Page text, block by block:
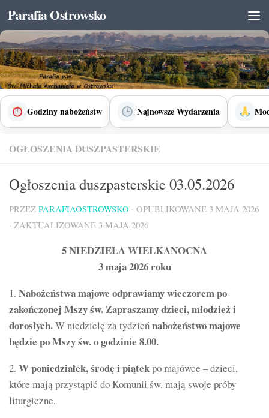
Skip to content
Parafia Ostrowsko
Godziny nabożeństw Najnowsze Wydarzenia
OGŁOSZENIA DUSZPASTERSKIE
Ogłoszenia duszpasterskie 03.05.2026
PRZEZ PARAFIAOSTROWSKO · OPUBLIKOWANE 3 MAJA 2026
· ZAKTUALIZOWANE 3 MAJA 2026
5 NIEDZIELA WIELKANOCNA
3 maja 2026 roku
1. Nabożeństwa majowe odprawiamy wieczorem po
zakończonej Mszy św.Zapraszamy dzieci, młodzież i
dorosłych.W niedzielę za tydzieńnabożeństwo majowe
będzie po Mszy św. o godzinie 8.00.
2. W poniedziałek, środę i piątekpo majówce – dzieci,
które mają przystąpić do Komunii św. mają swoje próby
liturgiczne.